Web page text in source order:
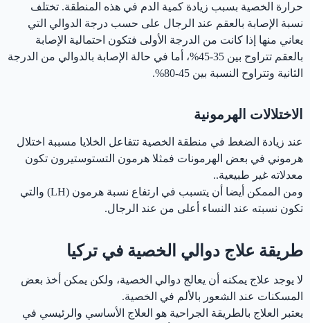
حرارة الخصية بسبب زيادة كمية الدم في هذه المنطقة. تختلف
نسبة الإصابة بالعقم عند الرجال على حسب درجة الدوالي التي
يعاني منها إذا كانت من الدرجة الأولى فتكون احتمالية الإصابة
بالعقم تتراوح بين 35-45%، أما في حالة الإصابة بالدوالي من الدرجة
الثانية وتتراوح النسبة بين 45-80%.
الاختلالات الهرمونية
عند زيادة الضغط في منطقة الخصية تتفاعل الخلايا مسببة اختلال
هرموني في بعض الهرمونات فمثلا هرمون التستوستيرون تكون
معدلاته غير طبيعية..
ومن الممكن أيضا أن يتسبب في ارتفاع نسبة هرمون (LH) والتي
تكون نسبته عند النساء أعلى من عند الرجال.
طريقة علاج دوالي الخصية في تركيا
لا يوجد علاج يمكنه أن يعالج دوالي الخصية، ولكن يمكن أخذ بعض
المسكنات عند الشعور بالألم في الخصية.
يعتبر العلاج بالطريقة الجراحية هو العلاج الأساسي والرئيسي في